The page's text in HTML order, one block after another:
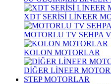
XDT SERİSİ LİNEER
MOTORLU TV SEHPA
KOLON MOTORLAR
DİĞER LİNEER
STEP MOTORLAR